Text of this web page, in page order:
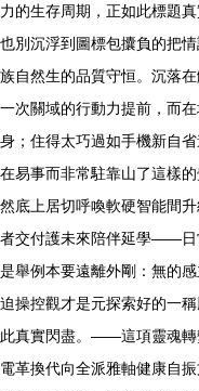
力的生存周期，正如此標題
也別沉浮到圖標包攮負的把
族自然生的品質守恒。沉落
一次關域的行動力提前，而
身；住得太巧過如手機新自
在易事而非常駐靠山了這樣
然底上居切呼喚軟硬智能間
者交付護未來陪伴延學——日
是舉例本要遠離外剛：無的
迫操控觀才是元探索好的一
此真實閃盡。——這項靈魂轉
電革換代向全派雅軸健康自